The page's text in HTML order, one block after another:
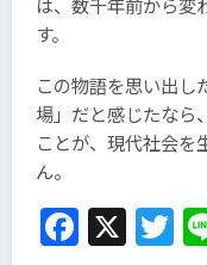
す。
この物語を思い出し
場」だと感じたなら
ことが、現代社会を
ん。
X